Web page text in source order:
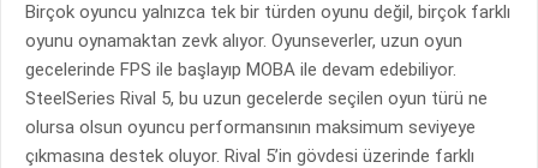
Birçok oyuncu yalnızca tek bir türden oyunu değil, birçok farklı
oyunu oynamaktan zevk alıyor. Oyunseverler, uzun oyun
gecelerinde FPS ile başlayıp MOBA ile devam edebiliyor.
SteelSeries Rival 5, bu uzun gecelerde seçilen oyun türü ne
olursa olsun oyuncu performansının maksimum seviyeye
çıkmasına destek oluyor. Rival 5’in gövdesi üzerinde farklı